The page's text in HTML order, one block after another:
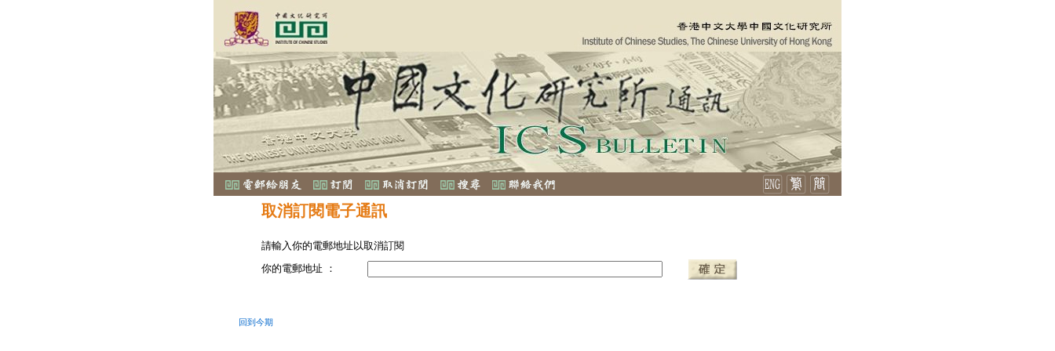
取消訂閱電子通訊
請輸入你的電郵地址以取消訂閱
你的電郵地址 ：
回到今期